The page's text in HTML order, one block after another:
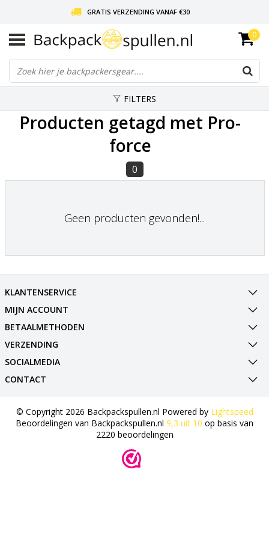
GRATIS VERZENDING VANAF €30
LIEFDE VOOR BACKPACKEN!
30 DAGEN GRATIS RETOUR
0
FILTERS
Producten getagd met Pro-
force
0
Geen producten gevonden!...
KLANTENSERVICE
MIJN ACCOUNT
BETAALMETHODEN
VERZENDING
SOCIALMEDIA
CONTACT
© Copyright 2026 Backpackspullen.nl Powered by Lightspeed
Beoordelingen van Backpackspullen.nl 9,3 uit 10 op basis van
2220 beoordelingen